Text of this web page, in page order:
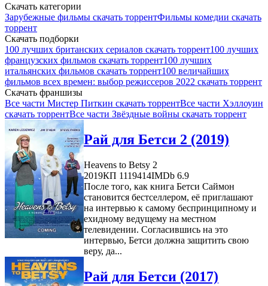
Скачать категории
Зарубежные фильмы скачать торрентФильмы комедии скачать
торрент
Скачать подборки
100 лучших британских сериалов скачать торрент100 лучших
французских фильмов скачать торрент100 лучших
итальянских фильмов скачать торрент100 величайших
фильмов всех времен: выбор режиссеров 2022 скачать торрент
Скачать франшизы
Все части Мистер Питкин скачать торрентВсе части Хэллоуин
скачать торрентВсе части Звёздные войны скачать торрент
Рай для Бетси 2 (2019)
Heavens to Betsy 2
2019КП 1119414IMDb 6.9
После того, как книга Бетси Саймон
становится бестселлером, её приглашают
на интервью к самому беспринципному и
ехидному ведущему на местном
телевидении. Согласившись на это
интервью, Бетси должна защитить свою
веру, да...
Рай для Бетси (2017)